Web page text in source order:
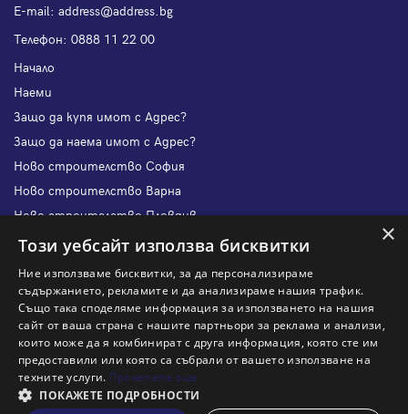
Е-mail: address@address.bg
Телефон: 0888 11 22 00
Начало
Наеми
Защо да купя имот с Адрес?
Защо да наема имот с Адрес?
Ново строителство София
Ново строителство Варна
Ново строителство Пловдив
Ново строителство Бургас
Защо да отдам имот с Адрес?
Наши офиси
Кариери
Кои сме ние?
Франчайз
×
Този уебсайт използва бисквитки
Ние използваме бисквитки, за да персонализираме
съдържанието, рекламите и да анализираме нашия трафик.
Също така споделяме информация за използването на нашия
сайт от ваша страна с нашите партньори за реклама и анализи,
които може да я комбинират с друга информация, която сте им
предоставили или която са събрали от вашето използване на
техните услуги. Прочетете още
ПОКАЖЕТЕ ПОДРОБНОСТИ